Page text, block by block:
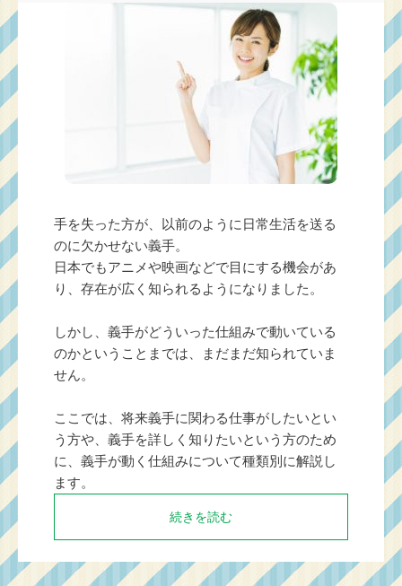
手を失った方が、以前のように日常生活を送る
のに欠かせない義手。
日本でもアニメや映画などで目にする機会があ
り、存在が広く知られるようになりました。
しかし、義手がどういった仕組みで動いている
のかということまでは、まだまだ知られていま
せん。
ここでは、将来義手に関わる仕事がしたいとい
う方や、義手を詳しく知りたいという方のため
に、義手が動く仕組みについて種類別に解説し
ます。
続きを読む